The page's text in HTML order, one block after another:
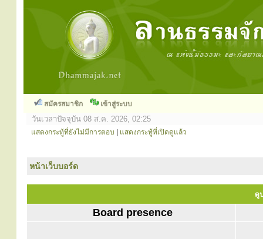
สมัครสมาชิก เข้าสู่ระบบ
วันเวลาปัจจุบัน 08 ส.ค. 2026, 02:25
แสดงกระทู้ที่ยังไม่มีการตอบ แสดงกระทู้ที่เปิดดูแล้ว
หน้าเว็บบอร์ด
ดู
Board presence